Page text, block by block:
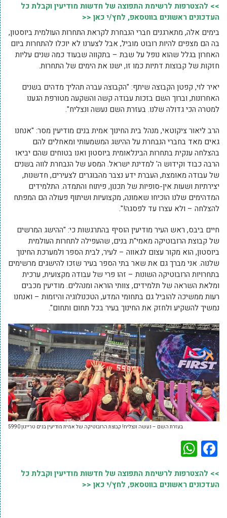
>> להצטרפות לרשימת התפוצה של חדשות מודיעין וקבלת כל
העדכונים ראשונים בווטסאפ, לחץ/י כאן <<
בימים אלה, מתארגנים חברי הנבחרת לקראת התחרות העולמית ביוסטון,
בה הם מצפים להיות רובוט מוביל, אבל לצערנו לא יוכלו להתחרות ביום
האחרון בגלל שהוא נופל על שבת – בתקווה שבעוד כמה שנים עליות
חזקות של קבוצות דתיות כמו זו, ישנו את הימים של התחרות.
יאיר לוי, קפטן הקבוצה שיתף: "הקבוצה עברה תהליך מדהים בשנים
האחרונות, וברוך השם בזכות עבודה קשה והשקעה מטורפת הגענו
למטרה הכי גדולה שלנו. בעזרת השם נעשה ונצליח".
הרב ליאור ציקוטאי, מנהל בית החינוך אמית בנים מודיעין מסר: "אנחנו
גאים מאד בחברי הנבחרת על ההישג המשמעותי ומאחלים להם
בהצלחה ענקית בתחרות הבינלאומית ביוסטון ואנו בטוחים שהם יביאו
הרבה כבוד וקידוש ה' למדינת ישראל. המסע של הנבחרת לווה בשנים
של עבודה מאומצת, העברת ידע נצבר מהבוגרים לצעירים, חדשנות,
יצירתיות ושעות אין-סופיות של תכנון, פיתוח והתמדה. התלמידים
המדהימים שלנו הוכיחו שאמונה, מקצועיות ושיתוף פעולה הם המפתח
להצלחה – ולא עצרו עד לפסגה!".
חיים ביבס, ראש העיר מודיעין הוסיף בהתרגשות כי: "ההישג המרשים
של קבוצת הרובוטיקה מאמי"ת בנים, שהעפילה לתחרות העולמית
ביוסטון, הוא מקור עצום לגאווה – לעיר, לבית הספר ולמערכת החינוך
שלנוה. אני מברך גם את שאר בתי הספר בעיר שזכו להישגים מרשימים
בתחרויות הרובוטיקה השונות – זהו פרי של עבודה מקצועית, ערכית
ומלאת השראה של תלמידים, צוותי הוראה ומנהלים. מודיעין מכבים
רעות ממשיכה להוביל גם בתחומי המדע, הטכנולוגיה והיזמות – ואנחנו
נמשיך להשקיע ולחזק את החינוך בעיר בכל תחום ותחום".
בעזרת השם – נעשה ונצליח! קבוצת הרובוטיקה של אמית מודיעין בנים טרייגון 5990
Facebook
>> להצטרפות לרשימת התפוצה של חדשות מודיעין וקבלת כל
העדכונים ראשונים בווטסאפ, לחץ/י כאן <<